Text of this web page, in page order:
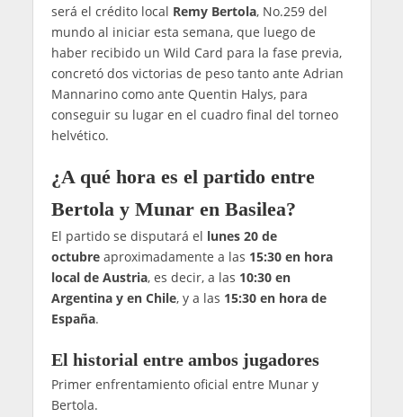
será el crédito local Remy Bertola, No.259 del
mundo al iniciar esta semana, que luego de
haber recibido un Wild Card para la fase previa,
concretó dos victorias de peso tanto ante Adrian
Mannarino como ante Quentin Halys, para
conseguir su lugar en el cuadro final del torneo
helvético.
¿A qué hora es el partido entre
Bertola y Munar en Basilea?
El partido se disputará el lunes 20 de
octubreaproximadamente a las 15:30 en hora
local de Austria, es decir, a las 10:30 en
Argentina y en Chile, y a las 15:30 en hora de
España.
El historial entre ambos jugadores
Primer enfrentamiento oficial entre Munar y
Bertola.